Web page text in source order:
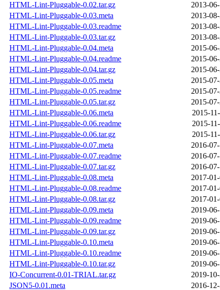
HTML-Lint-Pluggable-0.02.tar.gz
2013-
HTML-Lint-Pluggable-0.03.meta
2013-
HTML-Lint-Pluggable-0.03.readme
2013-
HTML-Lint-Pluggable-0.03.tar.gz
2013-
HTML-Lint-Pluggable-0.04.meta
2015-
HTML-Lint-Pluggable-0.04.readme
2015-
HTML-Lint-Pluggable-0.04.tar.gz
2015-
HTML-Lint-Pluggable-0.05.meta
2015-
HTML-Lint-Pluggable-0.05.readme
2015-
HTML-Lint-Pluggable-0.05.tar.gz
2015-
HTML-Lint-Pluggable-0.06.meta
2015-
HTML-Lint-Pluggable-0.06.readme
2015-
HTML-Lint-Pluggable-0.06.tar.gz
2015-
HTML-Lint-Pluggable-0.07.meta
2016-
HTML-Lint-Pluggable-0.07.readme
2016-
HTML-Lint-Pluggable-0.07.tar.gz
2016-
HTML-Lint-Pluggable-0.08.meta
2017-
HTML-Lint-Pluggable-0.08.readme
2017-
HTML-Lint-Pluggable-0.08.tar.gz
2017-
HTML-Lint-Pluggable-0.09.meta
2019-
HTML-Lint-Pluggable-0.09.readme
2019-
HTML-Lint-Pluggable-0.09.tar.gz
2019-
HTML-Lint-Pluggable-0.10.meta
2019-
HTML-Lint-Pluggable-0.10.readme
2019-
HTML-Lint-Pluggable-0.10.tar.gz
2019-
IO-Concurrent-0.01-TRIAL.tar.gz
2019-
JSON5-0.01.meta
2016-